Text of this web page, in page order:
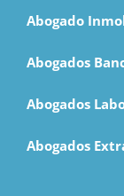
Abogado
Abogados
Abogados
Abogados